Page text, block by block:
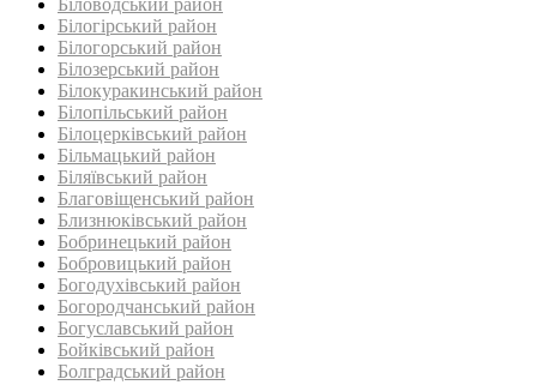
Білогірський район
Білогорський район
Білозерський район
Білокуракинський район‎
Білопільський район
Білоцерківський район
Більмацький район
Біляївський район‎
Благовіщенський район
Близнюківський район
Бобринецький район
Бобровицький район
Богодухівський район
Богородчанський район
Богуславський район
Бойківський район
Болградський район